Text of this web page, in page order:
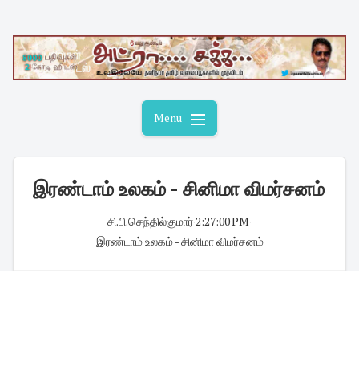
content
Menu
இரண்டாம் உலகம் - சினிமா விமர்சனம்
சி.பி.செந்தில்குமார்2:27:00 PM
இரண்டாம் உலகம் - சினிமா விமர்சனம்